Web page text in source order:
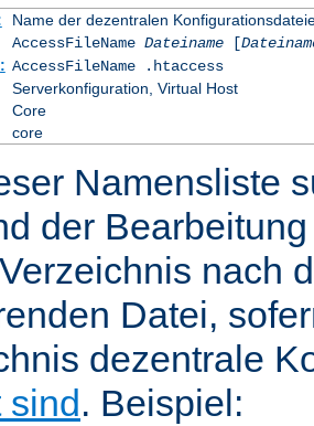
Name der dezentralen
AccessFileName Dateiname[
AccessFileName .htaccess
Serverkonfiguration, Virtual Host
Core
core
Namensliste
der
nach
Datei,
dezentrale
. Beispiel: